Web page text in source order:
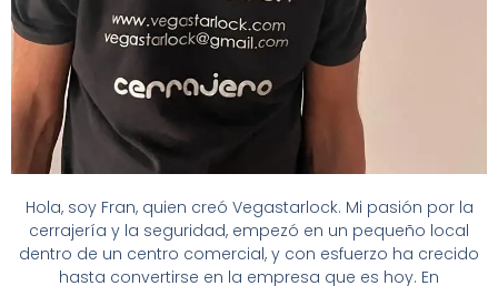
Hola, soy Fran, quien creó Vegastarlock. Mi pasión por la
cerrajería y la seguridad, empezó en un pequeño local
dentro de un centro comercial, y con esfuerzo ha crecido
hasta convertirse en la empresa que es hoy. En